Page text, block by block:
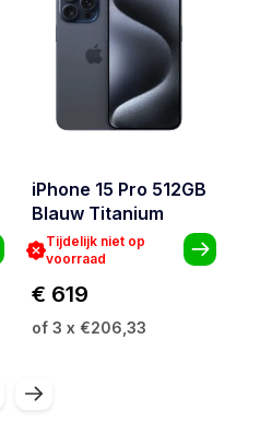
iPhone 15 Pro 512GB
Blauw Titanium
Tijdelijk niet op
voorraad
€ 619
of 3 x €206,33